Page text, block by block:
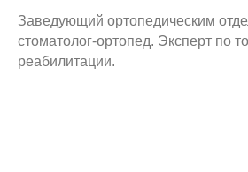
Заведующий ортопедическим
стоматолог-ортопед. Эксперт по
реабилитации.